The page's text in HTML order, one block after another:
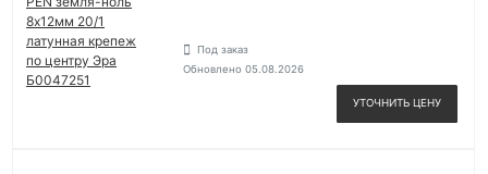
Под заказ
Обновлено 05.08.2026
УТОЧНИТЬ ЦЕНУ